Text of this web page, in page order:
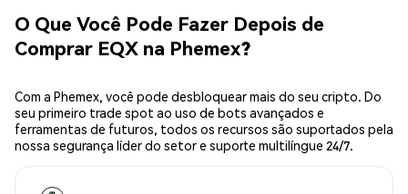
O Que Você Pode Fazer Depois de
Comprar EQX na Phemex?
Com a Phemex, você pode desbloquear mais do seu cripto. Do
seu primeiro trade spot ao uso de bots avançados e
ferramentas de futuros, todos os recursos são suportados pela
nossa segurança líder do setor e suporte multilíngue 24/7.